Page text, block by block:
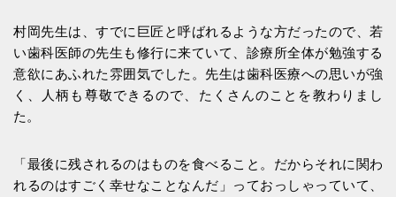
村岡先生は、すでに巨匠と呼ばれるような方だったので、若
い歯科医師の先生も修行に来ていて、診療所全体が勉強する
意欲にあふれた雰囲気でした。先生は歯科医療への思いが強
く、人柄も尊敬できるので、たくさんのことを教わりまし
た。
「最後に残されるのはものを食べること。だからそれに関わ
れるのはすごく幸せなことなんだ」っておっしゃっていて、